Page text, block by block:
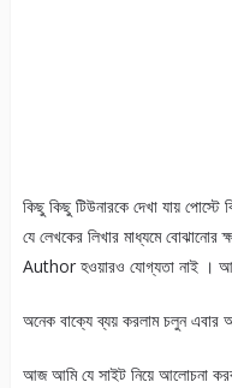
কিছু কিছু টিউনারকে দেখা যায় পোস্টে
যে লেখকের লিখার মাধ্যমে
Author হওয়ারও যোগ্যতা নাই । আর
অনেক বাক্যে ব্যয় করলাম চলুন এবার
আজ আমি যে সাইট নিয়ে আলোচনা